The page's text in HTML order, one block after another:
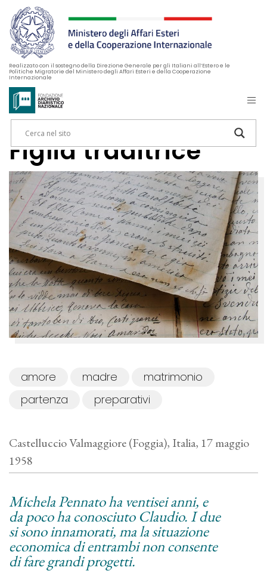
Realizzato con il sostegno della Direzione Generale per gli Italiani all’Estero e le
Politiche Migratorie del Ministero degli Affari Esteri e della Cooperazione
Internazionale
Figlia traditrice
amore madre
matrimonio
partenza
preparativi
Castelluccio Valmaggiore (Foggia), Italia, 17 maggio
1958
Michela Pennato ha ventisei anni, e
da poco ha conosciuto Claudio. I due
si sono innamorati, ma la situazione
economica di entrambi non consente
di fare grandi progetti.